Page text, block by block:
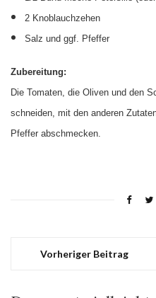
2 Knoblauchzehen
Salz und ggf. Pfeffer
Zubereitung:
Die Tomaten, die Oliven und den
schneiden, mit den anderen
Pfeffer abschmecken.
Vorheriger Beitrag